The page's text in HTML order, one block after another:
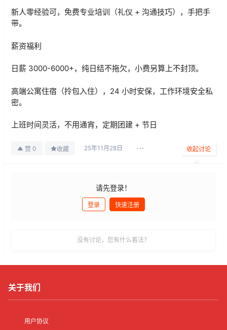
新人零经验可，免费专业培训（礼仪 + 沟通技巧），手把手
带。
薪资福利
日薪 3000-6000+，纯日结不拖欠，小费另算上不封顶。
高端公寓住宿（拎包入住），24 小时安保，工作环境安全私
密。
上班时间灵活，不用通宵，定期团建 + 节日
赞 0 收藏 25年11月28日 收起讨论
请先登录！
登录 快速注册
没有讨论，您有什么看法？
关于我们
用户协议